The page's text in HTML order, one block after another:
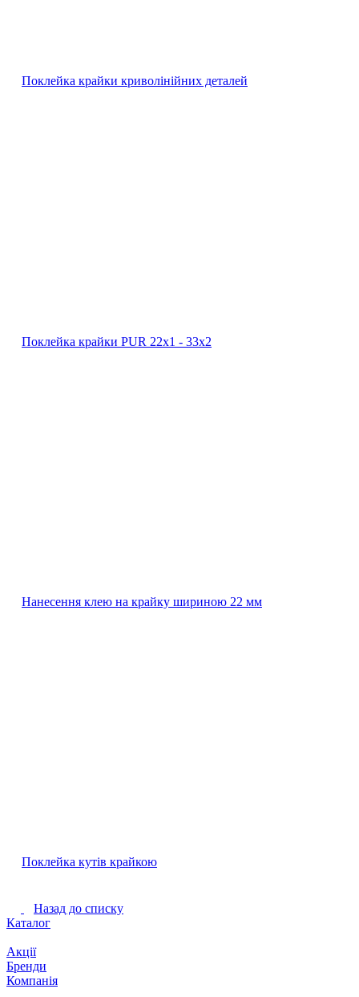
Поклейка крайки криволінійних деталей
Поклейка крайки PUR 22х1 ‐ 33х2
Нанесення клею на крайку шириною 22 мм
Поклейка кутів крайкою
Назад до списку
Каталог
Акції
Бренди
Компанія